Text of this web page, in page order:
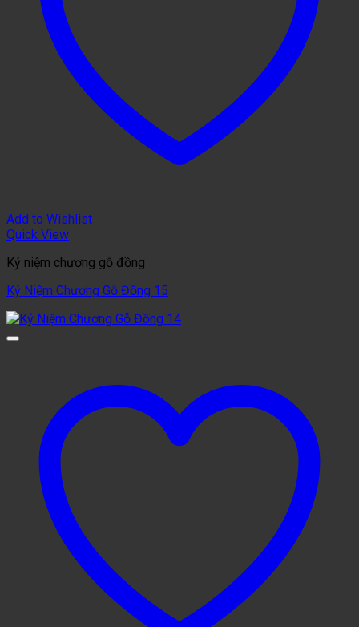
Add to Wishlist
Quick View
Kỷ niệm chương gỗ đồng
Kỷ Niệm Chương Gỗ Đồng 15